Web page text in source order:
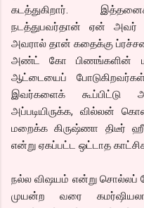
கடத்துகிறார்.
நடத்துபவர்தான் ஏன் அவர்
அவரால் தான் கதைக்கு
அண்ட் கோ பிணங்களின்
ஆட்டையைப்
இவர்களைக் கூப்பிட்டு
அப்படியிருக்க, வில்லன்
மறைக்க கிருஷ்ணா திடீர்
என்று ஏகப்பட்ட ஒட்டாத
நல்ல விஷயம் என்று
முயன்ற வரை